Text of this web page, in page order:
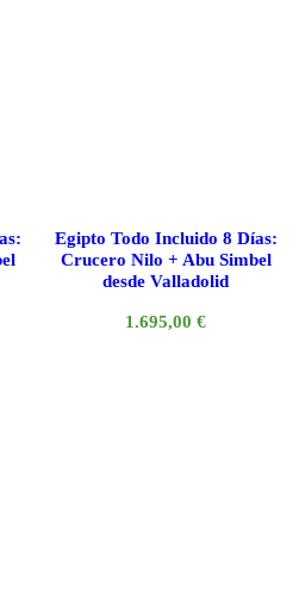
Egipto Todo Incluido 8 Días:
Crucero Nilo + Abu Simbel
desde Valladolid
1.695,00€